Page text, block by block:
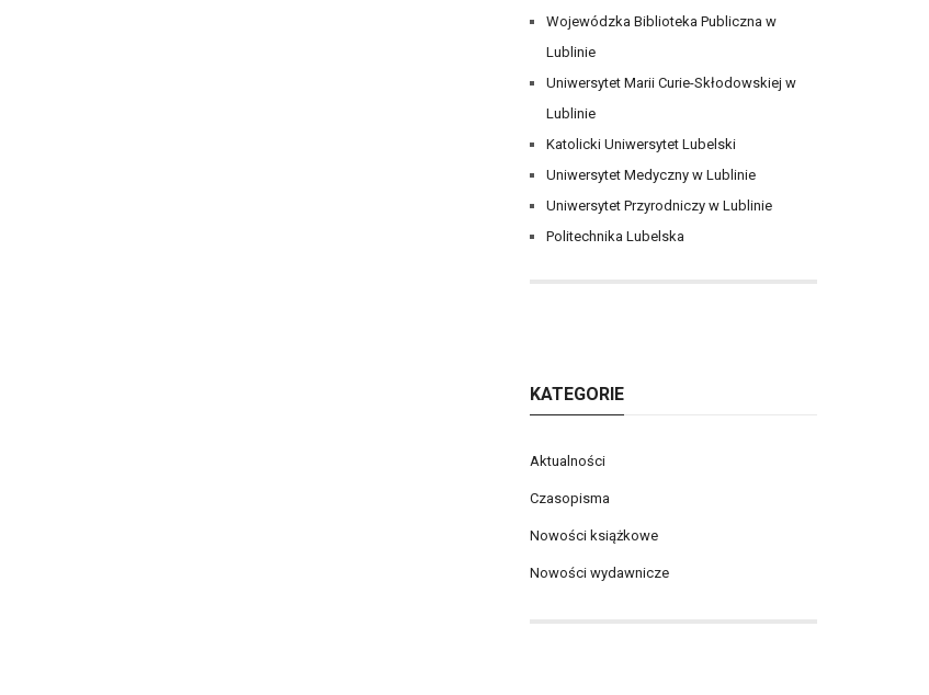
Wojewódzka Biblioteka Publiczna w
Lublinie
Uniwersytet Marii Curie-Skłodowskiej w
Lublinie
Katolicki Uniwersytet Lubelski
Uniwersytet Medyczny w Lublinie
Uniwersytet Przyrodniczy w Lublinie
Politechnika Lubelska
KATEGORIE
Aktualności
Czasopisma
Nowości książkowe
Nowości wydawnicze